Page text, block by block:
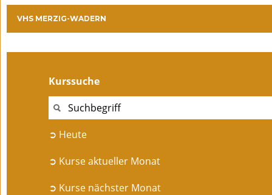
VHS MERZIG-WADERN
Kurssuche
➲ Heute
➲ Kurse aktueller Monat
➲ Kurse nächster Monat